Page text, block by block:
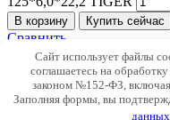
В корзину Купить сейчас
Сравнить
Добавить в избранное
Каталог
Корзина
Сайт использует файлы
соглашаетесь на
законом №152-ФЗ,
Заполняя формы, вы
данных